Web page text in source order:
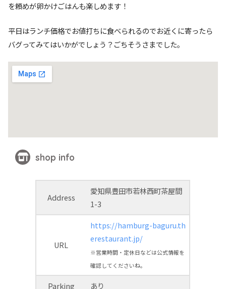
を頼めが卵かけごはんも楽しめます！
平日はランチ価格でお値打ちに食べられるのでお近くに寄ったら
バグってみてはいかがでしょう？ごちそうさまでした。
shop info
Address
愛知県豊田市若林西町茶屋間
1-3
URL
https://hamburg-baguru.th
erestaurant.jp/
※営業時間・定休日などは公式情報を
確認してくださいね。
Parking あり